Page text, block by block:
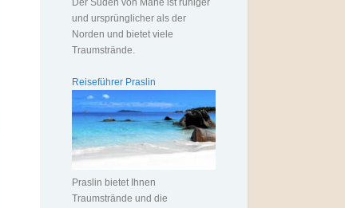
Der Süden von Mahé ist ruhiger
und ursprünglicher als der
Norden und bietet viele
Traumstrände.
Reiseführer Praslin
Praslin bietet Ihnen
Traumstrände und die